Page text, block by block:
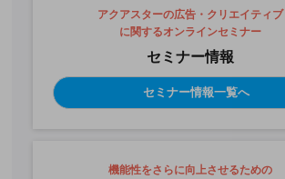
アクアスターの広告・クリエイティブ
に関するオンラインセミナー
セミナー情報
セミナー情報一覧へ
機能性をさらに向上させるための